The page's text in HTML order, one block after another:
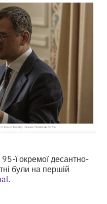
95-ї окремої десантно-
були на першій
.